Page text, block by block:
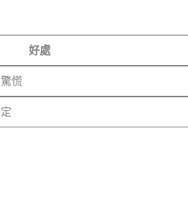
好處
慌